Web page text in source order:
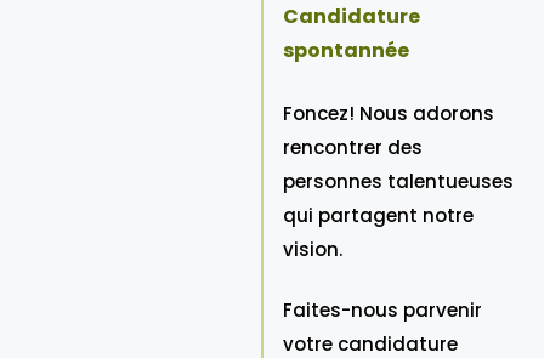
Candidature
spontannée
Foncez! Nous adorons
rencontrer des
personnes talentueuses
qui partagent notre
vision.
Faites-nous parvenir
votre candidature